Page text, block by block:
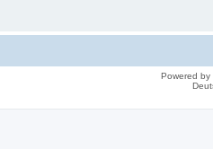
Powered by